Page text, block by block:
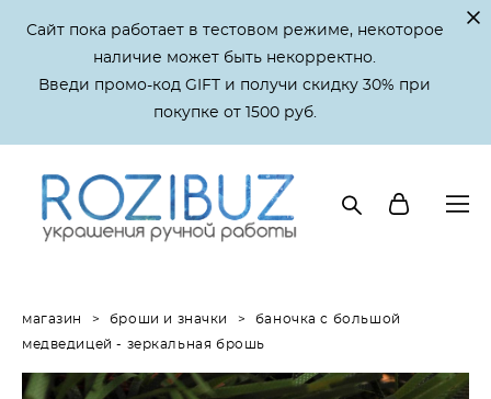
Сайт пока работает в тестовом режиме, некоторое
наличие может быть некорректно.
Введи промо-код GIFT и получи скидку 30% при
покупке от 1500 руб.
магазин > броши и значки > баночка с большой
медведицей - зеркальная брошь